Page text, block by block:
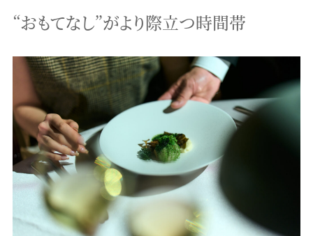
“おもてなし”がより際立つ時間帯